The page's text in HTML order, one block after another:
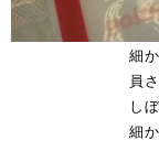
細
員
し
細